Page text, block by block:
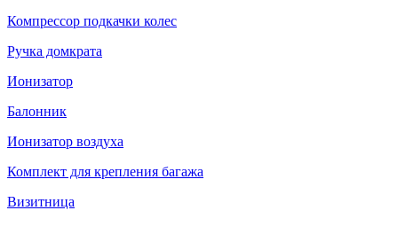
Компрессор подкачки колес
Ручка домкрата
Ионизатор
Балонник
Ионизатор воздуха
Комплект для крепления багажа
Визитница